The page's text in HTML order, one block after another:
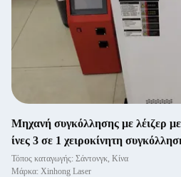
Μηχανή συγκόλλησης με λέιζερ
ίνες 3 σε 1 χειροκίνητη
Τόπος καταγωγής: Σάντονγκ, Κίνα
Μάρκα: Xinhong Laser